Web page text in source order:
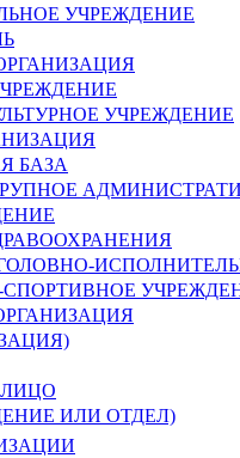
УЧРЕЖДЕНИЕ
УЧРЕЖДЕНИЕ
БАЗА
СПОРТИВНОЕ
ИЛИ ОТДЕЛ)